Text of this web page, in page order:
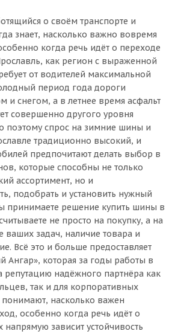
о своём транспорте и
знает, насколько важно вовремя
когда речь идёт о переходе
как регион с выраженной
от водителей максимальной
период года дороги
и снегом, а в летнее время асфальт
совершенно другого уровня
поэтому спрос на зимние шины и
традиционно высокий, и
предпочитают делать выбор в
которые способны не только
ассортимент, но и
подобрать и установить нужный
принимаете решение купить шины в
не просто на покупку, а на
ваших задач, наличие товара и
Всё это и больше предоставляет
которая за годы работы в
репутацию надёжного партнёра как
так и для корпоративных
понимают, насколько важен
особенно когда речь идёт о
зависит устойчивость